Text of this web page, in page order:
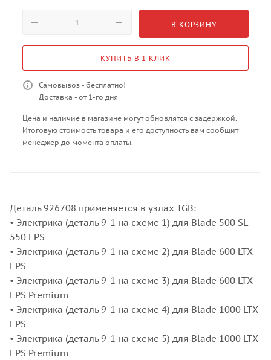
В КОРЗИНУ
КУПИТЬ В 1 КЛИК
Самовывоз - бесплатно!
Доставка - от 1-го дня
Цена и наличие в магазине могут обновлятся с задержкой.
Итоговую стоимость товара и его доступность вам сообщит
менеджер до момента оплаты.
Деталь 926708 применяется в узлах TGB:
• Электрика (деталь 9-1 на схеме 1) для Blade 500 SL -
550 EPS
• Электрика (деталь 9-1 на схеме 2) для Blade 600 LTX
EPS
• Электрика (деталь 9-1 на схеме 3) для Blade 600 LTX
EPS Premium
• Электрика (деталь 9-1 на схеме 4) для Blade 1000 LTX
EPS
• Электрика (деталь 9-1 на схеме 5) для Blade 1000 LTX
EPS Premium